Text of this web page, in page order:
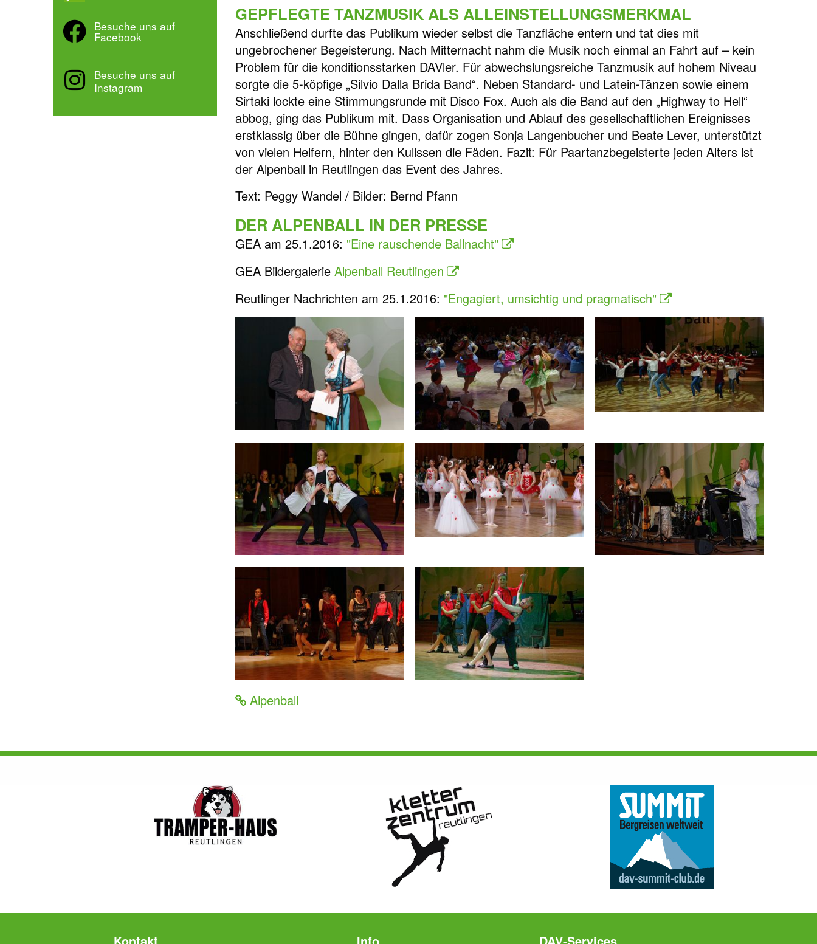
Besuche uns auf
Facebook
Besuche uns auf
Instagram
GEPFLEGTE TANZMUSIK ALS ALLEINSTELLUNGSMERKMAL
Anschließend durfte das Publikum wieder selbst die Tanzfläche entern und tat dies mit
ungebrochener Begeisterung. Nach Mitternacht nahm die Musik noch einmal an Fahrt auf – kein
Problem für die konditionsstarken DAVler. Für abwechslungsreiche Tanzmusik auf hohem Niveau
sorgte die 5-köpfige „Silvio Dalla Brida Band“. Neben Standard- und Latein-Tänzen sowie einem
Sirtaki lockte eine Stimmungsrunde mit Disco Fox. Auch als die Band auf den „Highway to Hell“
abbog, ging das Publikum mit. Dass Organisation und Ablauf des gesellschaftlichen Ereignisses
erstklassig über die Bühne gingen, dafür zogen Sonja Langenbucher und Beate Lever, unterstützt
von vielen Helfern, hinter den Kulissen die Fäden. Fazit: Für Paartanzbegeisterte jeden Alters ist
der Alpenball in Reutlingen das Event des Jahres.
Text: Peggy Wandel / Bilder: Bernd Pfann
DER ALPENBALL IN DER PRESSE
GEA am 25.1.2016: "Eine rauschende Ballnacht"
GEA Bildergalerie Alpenball Reutlingen
Reutlinger Nachrichten am 25.1.2016: "Engagiert, umsichtig und pragmatisch"
Alpenball